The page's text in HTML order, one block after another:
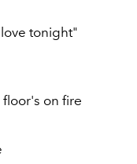
tonight"
on firе